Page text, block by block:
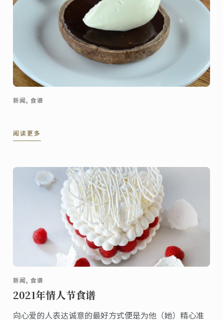
新闻, 食谱
阅读更多
新闻, 食谱
2021年情人节食谱
向心爱的人表达诚意的最好方式便是为他（她）精心准